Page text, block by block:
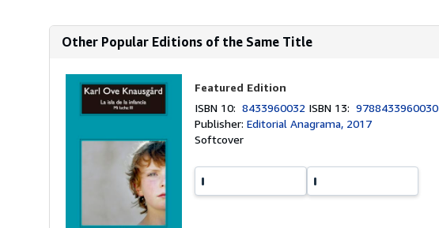
Other Popular Editions of the Same Title
Featured Edition
ISBN 10:8433960032 ISBN 13:9788433960030
Publisher:Editorial Anagrama, 2017
Softcover